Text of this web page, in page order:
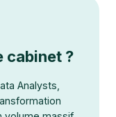
cabinet ?
Analysts,